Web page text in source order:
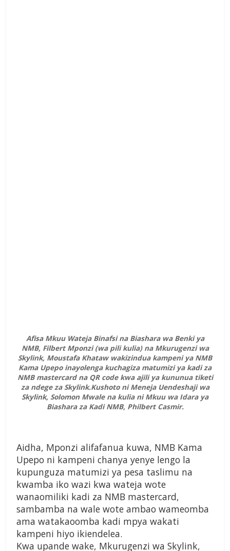
Afisa Mkuu Wateja Binafsi na Biashara wa Benki ya
NMB, Filbert Mponzi (wa pili kulia) na Mkurugenzi wa
Skylink, Moustafa Khataw wakizindua kampeni ya NMB
Kama Upepo inayolenga kuchagiza matumizi ya kadi za
NMB mastercard na QR code kwa ajili ya kununua tiketi
za ndege za Skylink.Kushoto ni Meneja Uendeshaji wa
Skylink, Solomon Mwale na kulia ni Mkuu wa Idara ya
Biashara za Kadi NMB, Philbert Casmir.
Aidha, Mponzi alifafanua kuwa, NMB Kama
Upepo ni kampeni chanya yenye lengo la
kupunguza matumizi ya pesa taslimu na
kwamba iko wazi kwa wateja wote
wanaomiliki kadi za NMB mastercard,
sambamba na wale wote ambao wameomba
ama watakaoomba kadi mpya wakati
kampeni hiyo ikiendelea.
Kwa upande wake, Mkurugenzi wa Skylink,